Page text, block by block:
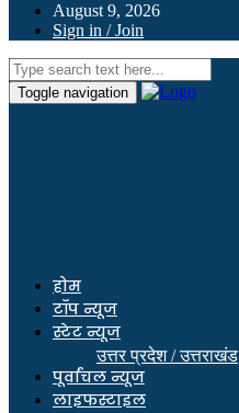
August 9, 2026
Sign in / Join
Toggle navigation
होम
टॉप न्यूज
स्टेट न्यूज
उत्तर प्रदेश / उत्तराखंड
पूर्वांचल न्यूज
लाइफस्टाइल